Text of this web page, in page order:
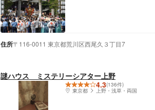
住所〒116-0011 東京都荒川区西尾久３丁目7
謎ハウス ミステリーシアター上野
4.3(136件)
東京都
上野・浅草・両国